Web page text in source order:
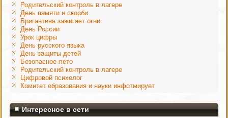
Родительский контроль в лагере
День памяти и скорби
Бригантина зажигает огни
День России
Урок цифры
День русского языка
День защиты детей
Безопасное лето
Родительский контроль в лагере
Цифровой психолог
Комитет образования и науки инфотмирует
Интересное в сети